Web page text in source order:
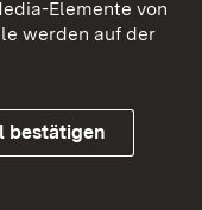
Elemente von
werden auf der
bestätigen